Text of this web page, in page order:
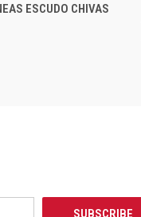
VIEW OPTIONS
ESCUDO CHIVAS